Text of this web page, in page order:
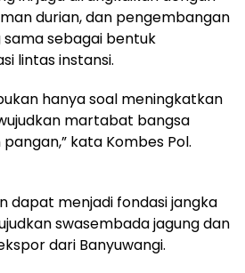
durian, dan pengembangan
sebagai bentuk
lintas instansi.
hanya soal meningkatkan
martabat bangsa
kata Kombes Pol.
dapat menjadi fondasi jangka
swasembada jagung dan
dari Banyuwangi.